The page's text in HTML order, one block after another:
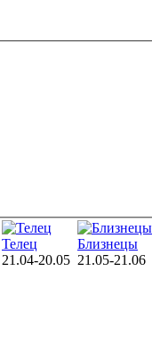
Телец
21.04-20.05
Близнецы
21.05-21.06